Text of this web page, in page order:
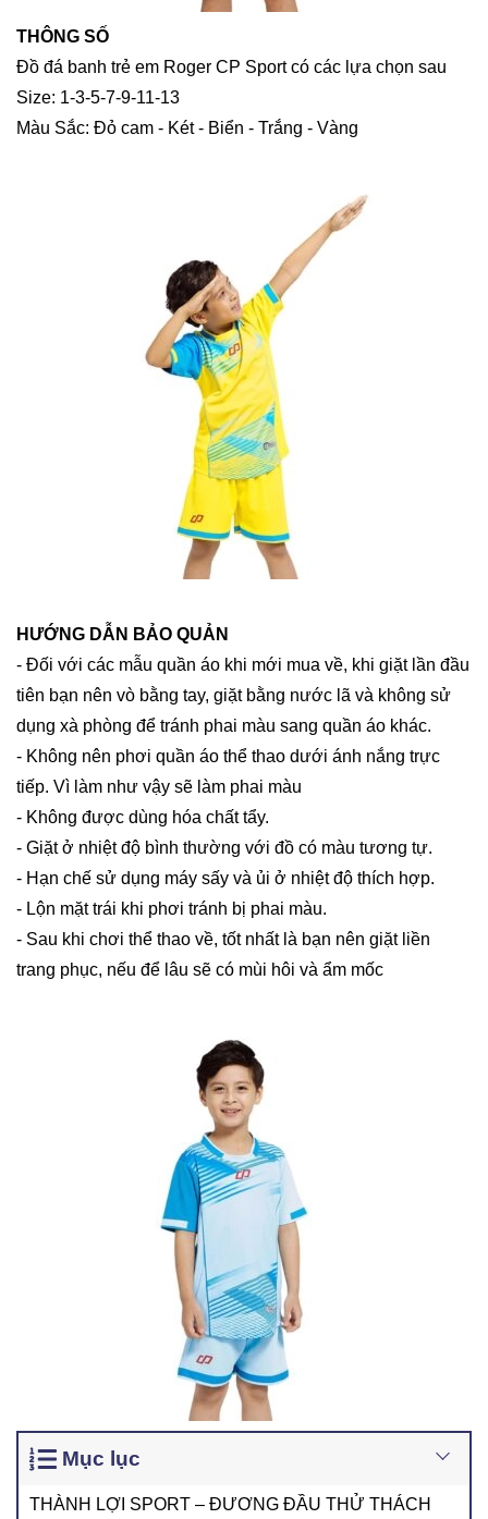
THÔNG SỐ
Đồ đá banh trẻ em Roger CP Sport có các lựa chọn sau
Size: 1-3-5-7-9-11-13
Màu Sắc: Đỏ cam - Két - Biển - Trắng - Vàng
HƯỚNG DẪN BẢO QUẢN
- Đối với các mẫu quần áo khi mới mua về, khi giặt lần đầu
tiên bạn nên vò bằng tay, giặt bằng nước lã và không sử
dụng xà phòng để tránh phai màu sang quần áo khác.
- Không nên phơi quần áo thể thao dưới ánh nắng trực
tiếp. Vì làm như vậy sẽ làm phai màu
- Không được dùng hóa chất tẩy.
- Giặt ở nhiệt độ bình thường với đồ có màu tương tự.
- Hạn chế sử dụng máy sấy và ủi ở nhiệt độ thích hợp.
- Lộn mặt trái khi phơi tránh bị phai màu.
- Sau khi chơi thể thao về, tốt nhất là bạn nên giặt liền
trang phục, nếu để lâu sẽ có mùi hôi và ẩm mốc
Mục lục
THÀNH LỢI SPORT – ĐƯƠNG ĐẦU THỬ THÁCH